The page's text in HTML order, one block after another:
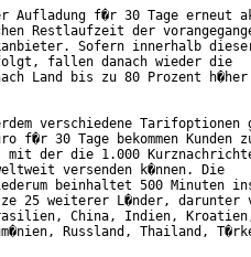
Aufladung f�r 30 Tage
Restlaufzeit der
Sofern innerhalb
fallen danach wieder die
Land bis zu 80 Prozent
verschiedene Tarifoptionen
f�r 30 Tage bekommen Kunden
mit der die 1.000
versenden k�nnen. Die
beinhaltet 500 Minuten
25 weiterer L�nder, darunter
China, Indien,
Russland, Thailand,